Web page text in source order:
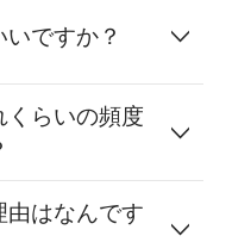
ですか？
くらいの頻度
はなんです